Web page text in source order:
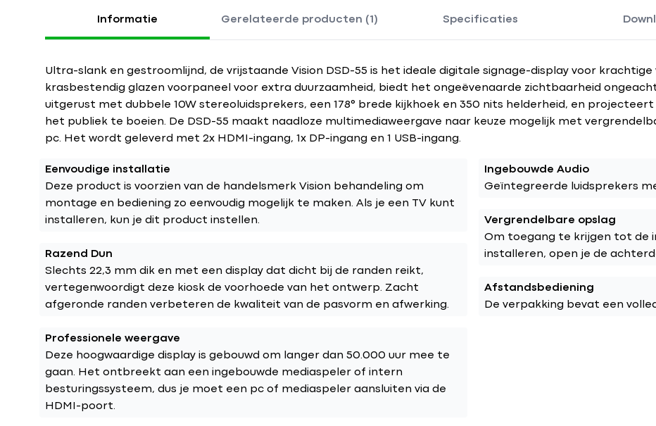
Informatie Gerelateerde producten (1) Specificaties
Ultra-slank en gestroomlijnd, de vrijstaande Vision DSD-55 is het ideale digitale signage-display voor
krasbestendig glazen voorpaneel voor extra duurzaamheid, biedt het ongeëvenaarde zichtbaarheid
uitgerust met dubbele 10W stereoluidsprekers, een 178° brede kijkhoek en 350 nits helderheid, en
het publiek te boeien. De DSD-55 maakt naadloze multimediaweergave naar keuze mogelijk met
pc. Het wordt geleverd met 2x HDMI-ingang, 1x DP-ingang en 1 USB-ingang.
Eenvoudige installatie
Deze product is voorzien van de handelsmerk Vision behandeling om
montage en bediening zo eenvoudig mogelijk te maken. Als je een TV kunt
installeren, kun je dit product instellen.
Razend Dun
Slechts 22,3 mm dik en met een display dat dicht bij de randen reikt,
vertegenwoordigt deze kiosk de voorhoede van het ontwerp. Zacht
afgeronde randen verbeteren de kwaliteit van de pasvorm en afwerking.
Professionele weergave
Deze hoogwaardige display is gebouwd om langer dan 50.000 uur mee te
gaan. Het ontbreekt aan een ingebouwde mediaspeler of intern
besturingssysteem, dus je moet een pc of mediaspeler aansluiten via de
HDMI-poort.
Ingebouwde Audio
Geïntegreerde luidsprekers
Vergrendelbare opslag
Om toegang te krijgen tot de
installeren, open je de
Afstandsbediening
De verpakking bevat een